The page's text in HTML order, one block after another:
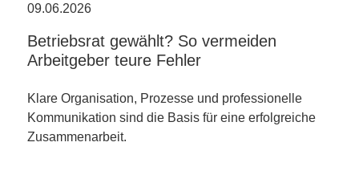
09.06.2026
Betriebsrat gewählt? So vermeiden
Arbeitgeber teure Fehler
Klare Organisation, Prozesse und professionelle
Kommunikation sind die Basis für eine erfolgreiche
Zusammenarbeit.